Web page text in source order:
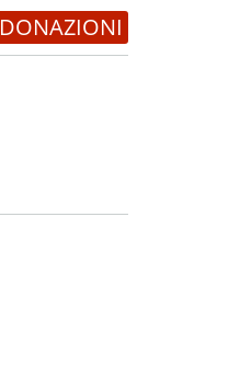
DONAZIONI